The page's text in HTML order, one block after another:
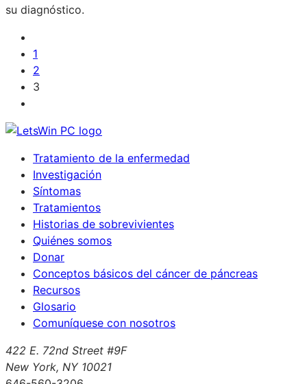
su diagnóstico.
1
2
3
Tratamiento de la enfermedad
Investigación
Síntomas
Tratamientos
Historias de sobrevivientes
Quiénes somos
Donar
Conceptos básicos del cáncer de páncreas
Recursos
Glosario
Comuníquese con nosotros
422 E. 72nd Street #9F
New York, NY 10021